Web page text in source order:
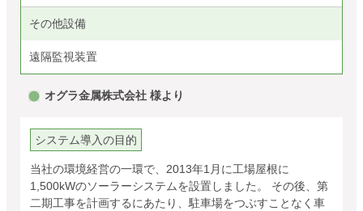
その他設備
遠隔監視装置
オグラ金属株式会社 様より
システム導入の目的
当社の環境経営の一環で、2013年1月に工場屋根に
1,500kWのソーラーシステムを設置しました。 その後、第
二期工事を計画するにあたり、駐車場をつぶすことなく車